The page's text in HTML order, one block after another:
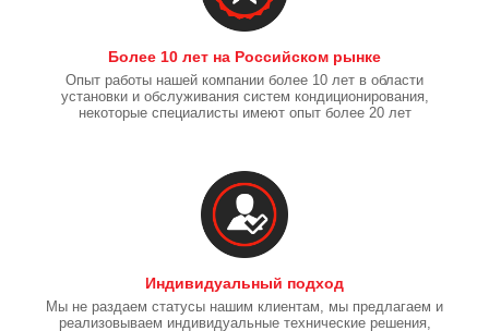
Более 10 лет на Российском рынке
Опыт работы нашей компании более 10 лет в области
установки и обслуживания систем кондиционирования,
некоторые специалисты имеют опыт более 20 лет
Индивидуальный подход
Мы не раздаем статусы нашим клиентам, мы предлагаем и
реализовываем индивидуальные технические решения,